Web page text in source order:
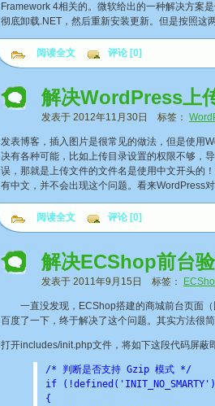
Framework 4相关的。微软给出的一种解决方案
彻底卸载.NET，然后重新安装更新。但是按照这
阅读全文 评论 [0]
解决WordPress上
发表于 2012年11月30日 标签：
发表博客，插入图片是很常见的做法，但是使用
决有各种可能，比如上传目录设置的权限不够，
误，那就是上传文件的文件名是使用中文开头的
有中文，并不会出现这个问题。看来WordPress
阅读全文 评论 [0]
解决ECShop前台
发表于 2011年9月15日 标签：
一直没发现，ECShop搭建的商城前台页面（
百度了一下，终于解决了这个问题。其实方法很
打开includes/init.php文件，将如下这段代码屏蔽
/* 判断是否支持 Gzip 模式 */
if
{